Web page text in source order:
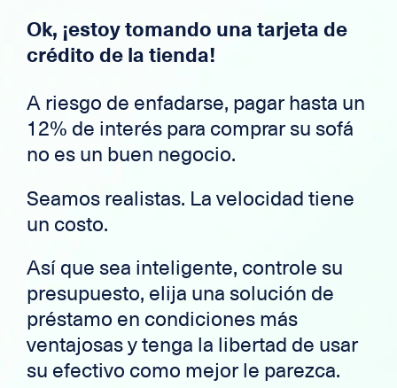
Ok, ¡estoy tomando una tarjeta de
crédito de la tienda!
A riesgo de enfadarse, pagar hasta un
12% de interés para comprar su sofá
no es un buen negocio.
Seamos realistas. La velocidad tiene
un costo.
Así que sea inteligente, controle su
presupuesto, elija una solución de
préstamo en condiciones más
ventajosas y tenga la libertad de usar
su efectivo como mejor le parezca.